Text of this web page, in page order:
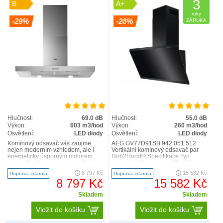
B
-29%
Hlučnost:
69.0 dB
Výkon:
603 m3/hod
Osvětlení:
LED diody
Komínový odsavač vás zaujme
nejen moderním vzhledem, ale i
energeticky úsporným motorem,
výpary. Instaluje se na zeď a..
Doprava zdarma 8 797 Kč
8 797 Kč
Skladem
Vložit do košíku
A+
-28%
3
roky
ZÁRUKA
Hlučnost:
55.0 dB
Výkon:
260 m3/hod
Osvětlení:
LED diody
AEG GV77D91SB 942 051 512
Vertikální komínový odsavač par
Hob2Hood® Specifikace Typ
Počet rychlostí: 3+2 I..
Doprava zdarma 15 582 Kč
15 582 Kč
Skladem
Vložit do košíku